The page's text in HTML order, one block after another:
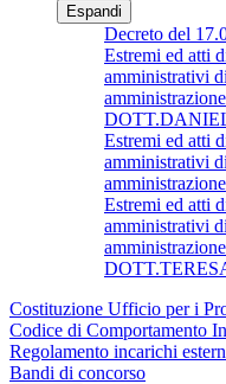
Espandi
Decreto del
Estremi ed atti
amministrativi
Estremi ed atti
amministrativi
amministrazione
Estremi ed atti
amministrativi
Costituzione Ufficio per i
Codice di Comportamento
Regolamento incarichi
Bandi di concorso